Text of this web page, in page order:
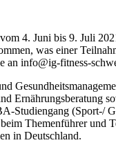
4. Juni bis 9. Juli
was einer
an info@ig-fitness-
Ernährungsberatung
Studiengang (Sport-/
Themenführer und
in Deutschland.